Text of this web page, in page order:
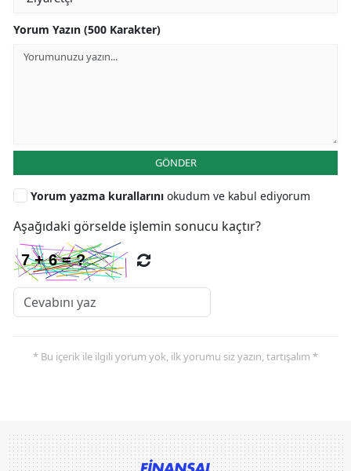
Yorum Yazın (500 Karakter)
GÖNDER
Yorum yazma kurallarını okudum ve kabul ediyorum
Aşağıdaki görselde işlemin sonucu kaçtır?
* Bu içerik ile ilgili yorum yok, ilk yorumu siz yazın, tartışalım *